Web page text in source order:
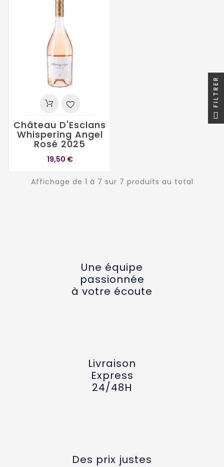
Château D'Esclans
Whispering Angel
Rosé 2025
19,50 €
Affichage de 1 à 7 sur 7 produits au total
Une équipe
passionnée
à votre écoute
Livraison
Express
24/48H
Des prix justes
FILTRER